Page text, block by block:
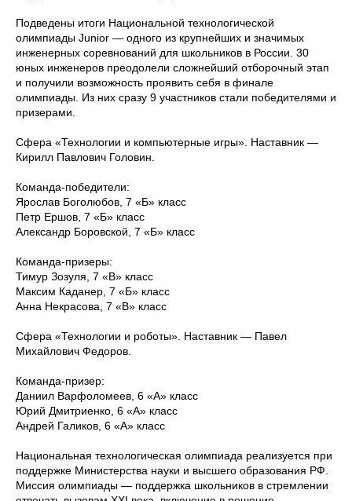
Подведены итоги Национальной технологической
олимпиады Junior — одного из крупнейших и значимых
инженерных соревнований для школьников в России. 30
юных инженеров преодолели сложнейший отборочный этап
и получили возможность проявить себя в финале
олимпиады. Из них сразу 9 участников стали победителями и
призерами.
Сфера «Технологии и компьютерные игры». Наставник —
Кирилл Павлович Головин.
Команда-победители:
Ярослав Боголюбов, 7 «Б» класс
Петр Ершов, 7 «Б» класс
Александр Боровской, 7 «Б» класс
Команда-призеры:
Тимур Зозуля, 7 «В» класс
Максим Каданер, 7 «Б» класс
Анна Некрасова, 7 «В» класс
Сфера «Технологии и роботы». Наставник — Павел
Михайлович Федоров.
Команда-призер:
Даниил Варфоломеев, 6 «А» класс
Юрий Дмитриенко, 6 «А» класс
Андрей Галиков, 6 «А» класс
Национальная технологическая олимпиада реализуется при
поддержке Министерства науки и высшего образования РФ.
Миссия олимпиады — поддержка школьников в стремлении